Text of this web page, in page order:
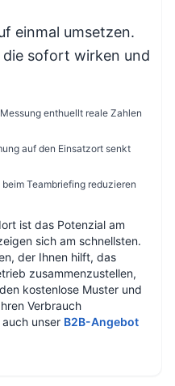
einmal umsetzen.
die sofort wirken und
enthuellt reale Zahlen
auf den Einsatzort senkt
beim Teambriefing reduzieren
ist das Potenzial am
sich am schnellsten.
der Ihnen hilft, das
zusammenzustellen,
kostenlose Muster und
Verbrauch
unser B2B-Angebot